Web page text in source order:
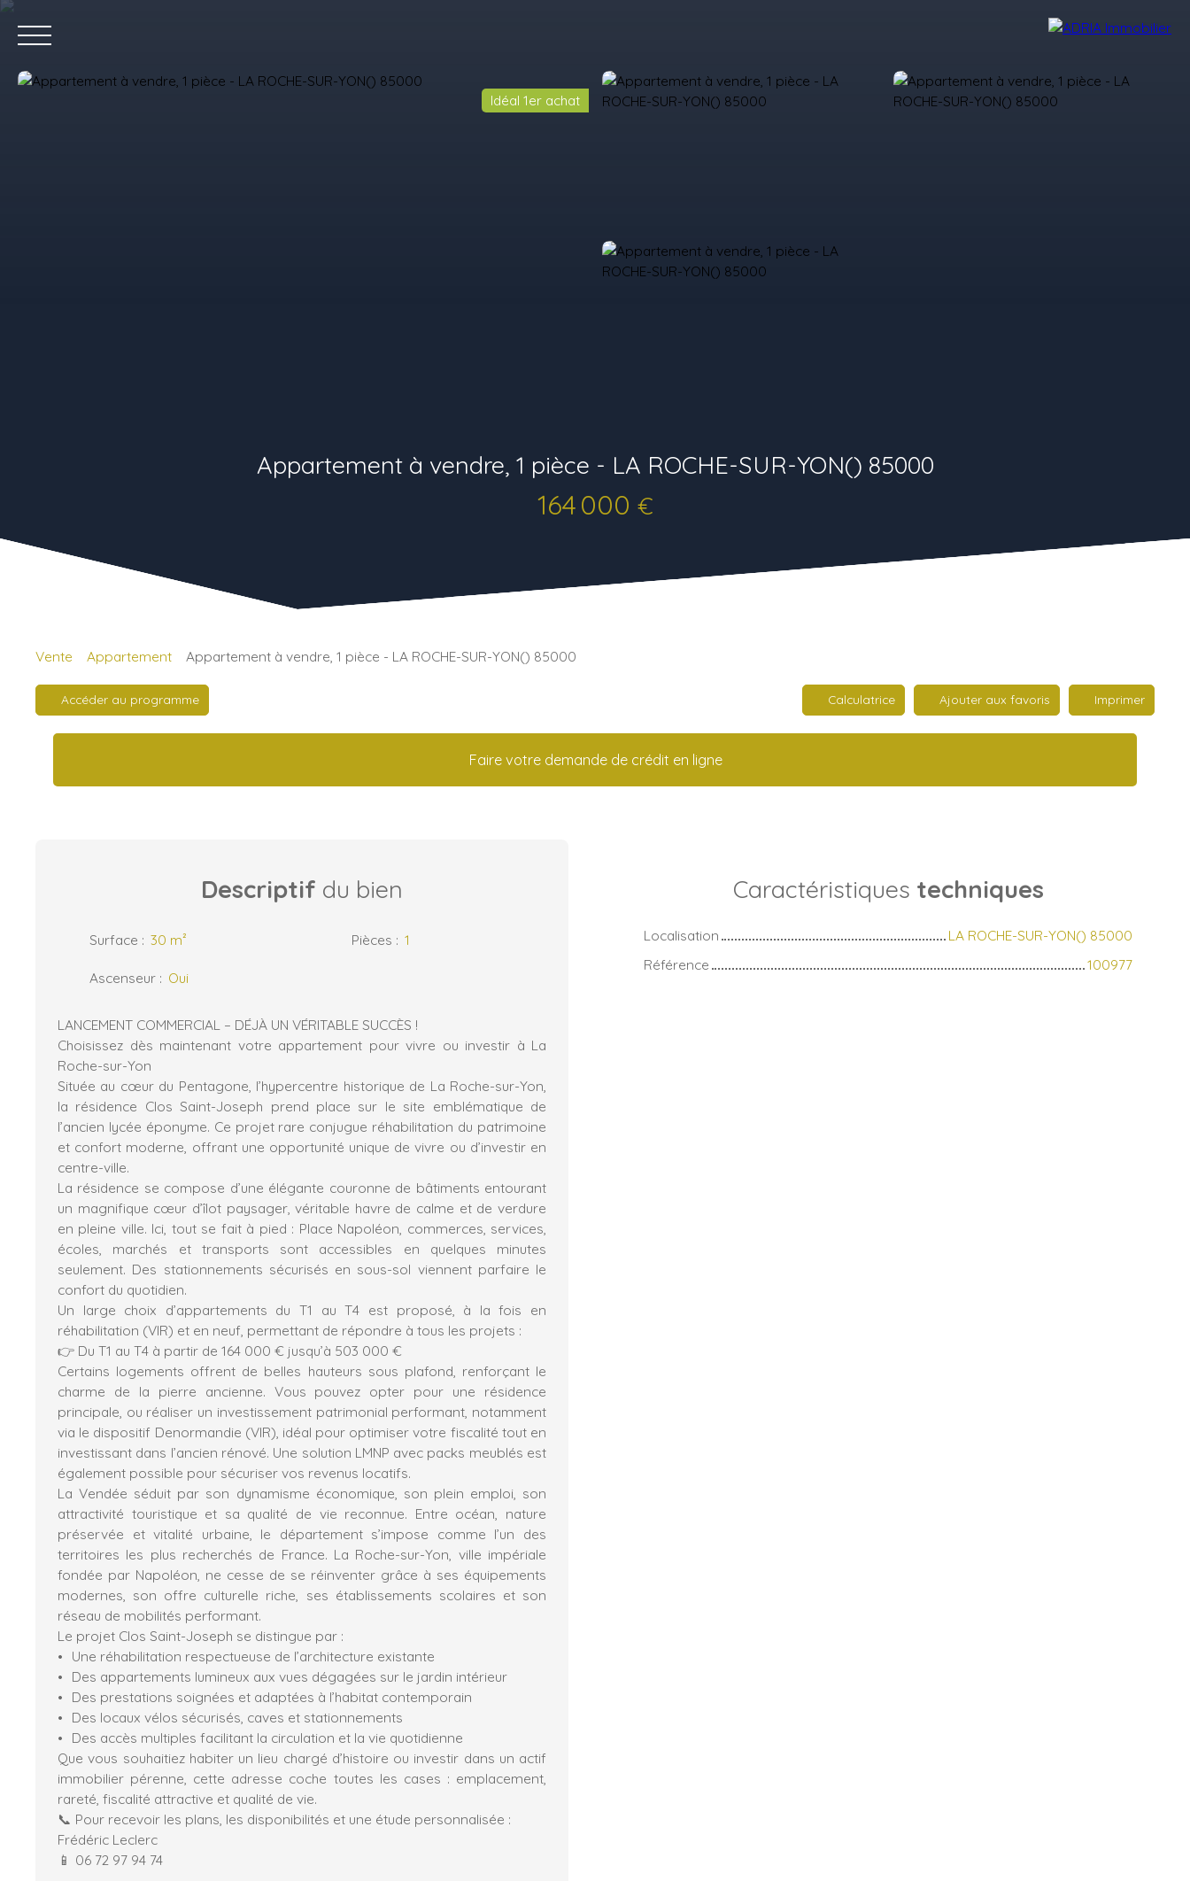
Idéal 1er achat
Appartement à vendre, 1 pièce - LA ROCHE-SUR-YON() 85000
164 000 €
Vente Appartement Appartement à vendre, 1 pièce - LA ROCHE-SUR-YON() 85000
Accéder au programme Calculatrice Ajouter aux favoris Imprimer
Faire votre demande de crédit en ligne
Descriptif du bien
Surface : 30 m² Pièces : 1
Ascenseur : Oui
LANCEMENT COMMERCIAL – DÉJÀ UN VÉRITABLE SUCCÈS !
Choisissez dès maintenant votre appartement pour vivre ou investir à La
Roche-sur-Yon
Située au cœur du Pentagone, l’hypercentre historique de La Roche-sur-Yon,
la résidence Clos Saint-Joseph prend place sur le site emblématique de
l’ancien lycée éponyme. Ce projet rare conjugue réhabilitation du patrimoine
et confort moderne, offrant une opportunité unique de vivre ou d’investir en
centre-ville.
La résidence se compose d’une élégante couronne de bâtiments entourant
un magnifique cœur d’îlot paysager, véritable havre de calme et de verdure
en pleine ville. Ici, tout se fait à pied : Place Napoléon, commerces, services,
écoles, marchés et transports sont accessibles en quelques minutes
seulement. Des stationnements sécurisés en sous-sol viennent parfaire le
confort du quotidien.
Un large choix d’appartements du T1 au T4 est proposé, à la fois en
réhabilitation (VIR) et en neuf, permettant de répondre à tous les projets :
👉 Du T1 au T4 à partir de 164 000 € jusqu’à 503 000 €
Certains logements offrent de belles hauteurs sous plafond, renforçant le
charme de la pierre ancienne. Vous pouvez opter pour une résidence
principale, ou réaliser un investissement patrimonial performant, notamment
via le dispositif Denormandie (VIR), idéal pour optimiser votre fiscalité tout en
investissant dans l’ancien rénové. Une solution LMNP avec packs meublés est
également possible pour sécuriser vos revenus locatifs.
La Vendée séduit par son dynamisme économique, son plein emploi, son
attractivité touristique et sa qualité de vie reconnue. Entre océan, nature
préservée et vitalité urbaine, le département s’impose comme l’un des
territoires les plus recherchés de France. La Roche-sur-Yon, ville impériale
fondée par Napoléon, ne cesse de se réinventer grâce à ses équipements
modernes, son offre culturelle riche, ses établissements scolaires et son
réseau de mobilités performant.
Le projet Clos Saint-Joseph se distingue par :
Une réhabilitation respectueuse de l’architecture existante
Des appartements lumineux aux vues dégagées sur le jardin intérieur
Des prestations soignées et adaptées à l’habitat contemporain
Des locaux vélos sécurisés, caves et stationnements
Des accès multiples facilitant la circulation et la vie quotidienne
Que vous souhaitiez habiter un lieu chargé d’histoire ou investir dans un actif
immobilier pérenne, cette adresse coche toutes les cases : emplacement,
rareté, fiscalité attractive et qualité de vie.
📞 Pour recevoir les plans, les disponibilités et une étude personnalisée :
Frédéric Leclerc
📱 06 72 97 94 74
Caractéristiques techniques
Localisation
LA ROCHE-SUR-YON() 85000
Référence
100977